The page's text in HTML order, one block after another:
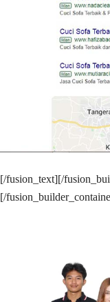
[/fusion_text][/
[/